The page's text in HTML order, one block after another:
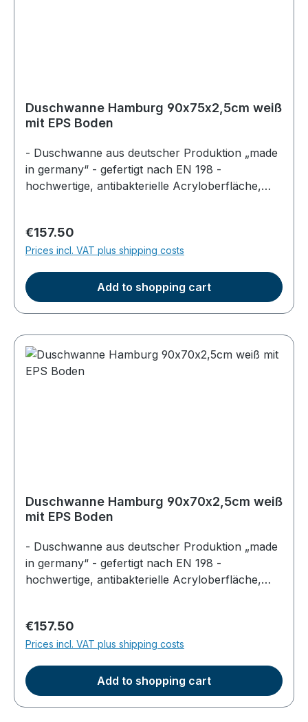
Duschwanne Hamburg 90x75x2,5cm weiß
mit EPS Boden
- Duschwanne aus deutscher Produktion „made
in germany“ - gefertigt nach EN 198 -
hochwertige, antibakterielle Acryloberfläche,
Dusche ca. 5,5cm - mit gerader EPS Unterseite
zum direkten Aufkleben geeignet (nicht für
Fußgestelle einsetzbar)
Regular price:
€157.50
Prices incl. VAT plus shipping costs
Add to shopping cart
Duschwanne Hamburg 90x70x2,5cm weiß
mit EPS Boden
- Duschwanne aus deutscher Produktion „made
in germany“ - gefertigt nach EN 198 -
hochwertige, antibakterielle Acryloberfläche,
Dusche ca. 5,5cm - mit gerader EPS Unterseite
zum direkten Aufkleben geeignet (nicht für
Fußgestelle einsetzbar)
Regular price:
€157.50
Prices incl. VAT plus shipping costs
Add to shopping cart